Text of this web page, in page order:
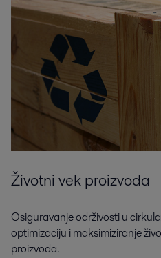
Životni vek proizvoda
Osiguravanje održivosti u
optimizaciju i maksimiziranje
proizvoda.